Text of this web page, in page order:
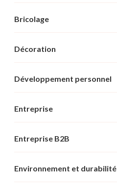
Bricolage
Décoration
Développement personnel
Entreprise
Entreprise B2B
Environnement et durabilité